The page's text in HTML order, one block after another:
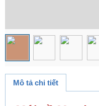
Mô tả chi tiết